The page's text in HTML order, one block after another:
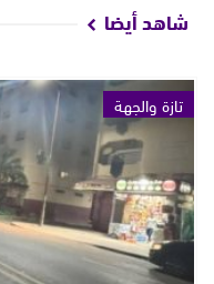
شاهد أيضا
تازة والجهة